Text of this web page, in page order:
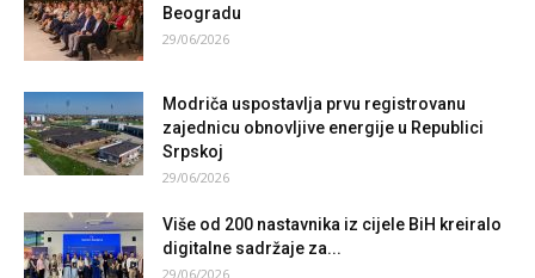
Beogradu
29/06/2026
Modriča uspostavlja prvu registrovanu
zajednicu obnovljive energije u Republici
Srpskoj
29/06/2026
Više od 200 nastavnika iz cijele BiH kreiralo
digitalne sadržaje za...
29/06/2026